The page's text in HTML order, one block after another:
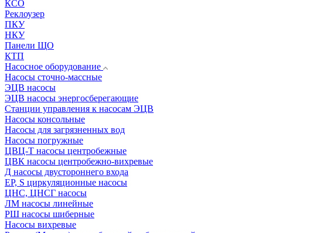
КСО
Реклоузер
ПКУ
НКУ
Панели ЩО
КТП
Насосное оборудование
Насосы сточно-массные
ЭЦВ насосы
ЭЦВ насосы энергосберегающие
Станции управления к насосам ЭЦВ
Насосы консольные
Насосы для загрязненных вод
Насосы погружные
ЦВЦ-Т насосы центробежные
ЦВК насосы центробежно-вихревые
Д насосы двустороннего входа
EP, S циркуляционные насосы
ЦНС, ЦНСГ насосы
ЛМ насосы линейные
РШ насосы шиберные
Насосы вихревые